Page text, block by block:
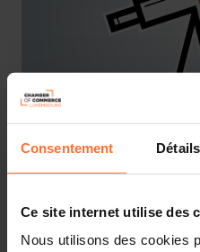
Consentement Détails
Ce site internet utilise des
Nous utilisons des cookies
You are starting a business
existing one in
point of contact for